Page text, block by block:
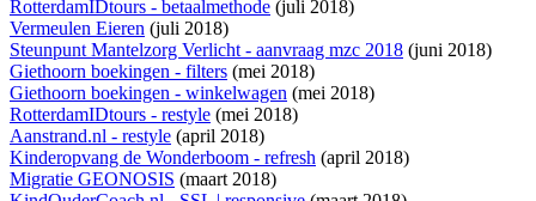
RotterdamIDtours - betaalmethode (juli 2018)
Vermeulen Eieren (juli 2018)
Steunpunt Mantelzorg Verlicht - aanvraag mzc 2018 (juni 2018)
Giethoorn boekingen - filters (mei 2018)
Giethoorn boekingen - winkelwagen (mei 2018)
RotterdamIDtours - restyle (mei 2018)
Aanstrand.nl - restyle (april 2018)
Kinderopvang de Wonderboom - refresh (april 2018)
Migratie GEONOSIS (maart 2018)